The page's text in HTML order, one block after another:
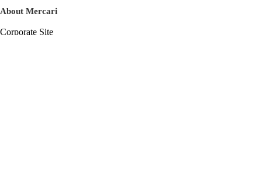
About Mercari
Corporate Site